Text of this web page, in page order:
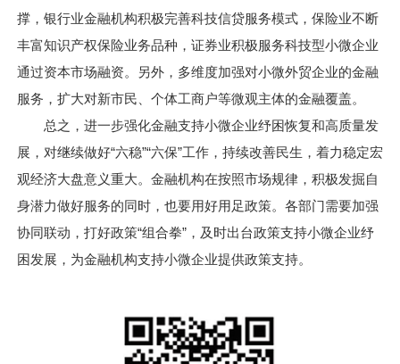
撑，银行业金融机构积极完善科技信贷服务模式，保险业不断
丰富知识产权保险业务品种，证券业积极服务科技型小微企业
通过资本市场融资。另外，多维度加强对小微外贸企业的金融
服务，扩大对新市民、个体工商户等微观主体的金融覆盖。
总之，进一步强化金融支持小微企业纾困恢复和高质量发
展，对继续做好“六稳”“六保”工作，持续改善民生，着力稳定宏
观经济大盘意义重大。金融机构在按照市场规律，积极发掘自
身潜力做好服务的同时，也要用好用足政策。各部门需要加强
协同联动，打好政策“组合拳”，及时出台政策支持小微企业纾
困发展，为金融机构支持小微企业提供政策支持。